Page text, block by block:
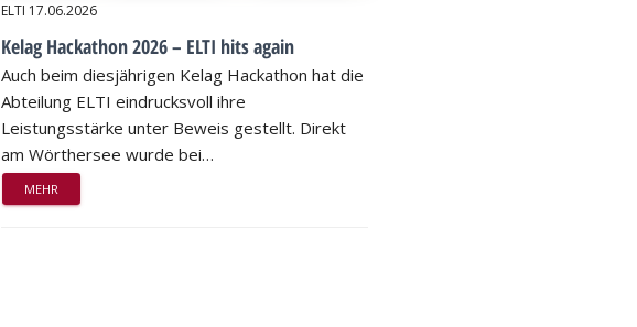
ELTI 17.06.2026
Kelag Hackathon 2026 – ELTI hits again
Auch beim diesjährigen Kelag Hackathon hat die
Abteilung ELTI eindrucksvoll ihre
Leistungsstärke unter Beweis gestellt. Direkt
am Wörthersee wurde bei…
MEHR